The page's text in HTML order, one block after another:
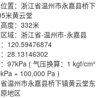
置： 浙江省温州市永嘉县桥
米黄云堂
度： 332米
域： 浙江省-温州市-永嘉县
120.59476874
28.13146302
97kPa ( 气压换算：1 kgf/
= 100,000 Pa )
温州市永嘉县桥下镇黄云堂
地区